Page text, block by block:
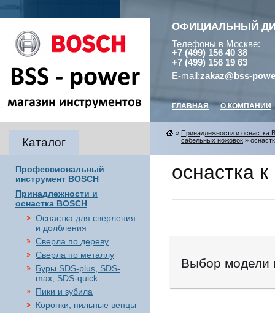
ОФИЦИАЛЬНЫЙ
Телефоны в Москве:
+7 (499) 156 40 38
+7 (499) 156 19 63
E-mail:zakaz@bss-
ГЛАВНАЯ О КОМПАНИИ
Каталог
Профессиональный
инструмент BOSCH
Принадлежности и
оснастка BOSCH
Оснастка для сверления
и долбления
Сверла по дереву
Сверла по металлу
Буры SDS-plus, SDS-
max, SDS-quick
Пики и зубила
Коронки, пильные венцы
» Принадлежности и оснастка
сабельных ножовок »
оснастка
Выбор модели